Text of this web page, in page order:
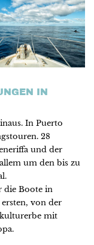
IN
In Puerto
28
und der
um den bis zu
die Boote in
von der
mit